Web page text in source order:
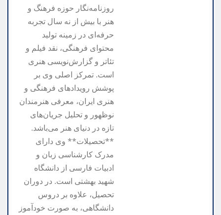
روزنامه‌نگار حوزه فرهنگ و
هنر با بیش از نه سال تجربه
حرفه‌ای در زمینه تولید
محتوای فرهنگی، نقد فیلم و
تئاتر و گزارش‌نویسی هنری
است. تمرکز اصلی وی بر
پوشش رویدادهای فرهنگی و
هنری ایران، معرفی هنرمندان
نوظهور و تحلیل جریان‌های
تازه در دنیای هنر می‌باشد.
**تحصیلات** وی دارای
مدرک کارشناسی زبان و
ادبیات فارسی از دانشگاه
شهید بهشتی است. در دوران
تحصیل، علاوه بر دروس
دانشگاهی، به صورت خودآموز